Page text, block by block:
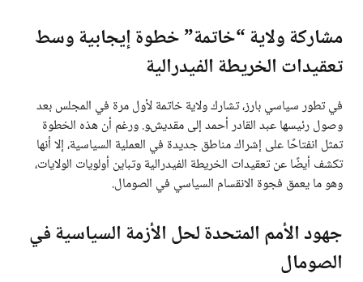
مشاركة ولاية “خاتمة” خطوة إيجابية وسط
تعقيدات الخريطة الفيدرالية
في تطور سياسي بارز، تشارك ولاية خاتمة لأول مرة في المجلس بعد
وصول رئيسها عبد القادر أحمد إلى مقديشو. ورغم أن هذه الخطوة
تمثل انفتاحًا على إشراك مناطق جديدة في العملية السياسية، إلا أنها
تكشف أيضًا عن تعقيدات الخريطة الفيدرالية وتباين أولويات الولايات،
وهو ما يعمق فجوة الانقسام السياسي في الصومال.
جهود الأمم المتحدة لحل الأزمة السياسية في
الصومال